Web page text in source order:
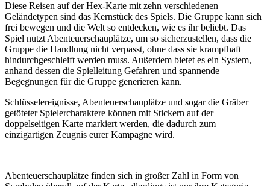
Diese Reisen auf der Hex-Karte mit zehn verschiedenen
Geländetypen sind das Kernstück des Spiels. Die Gruppe kann sich
frei bewegen und die Welt so entdecken, wie es ihr beliebt. Das
Spiel nutzt Abenteuerschauplätze, um so sicherzustellen, dass die
Gruppe die Handlung nicht verpasst, ohne dass sie krampfhaft
hindurchgeschleift werden muss. Außerdem bietet es ein System,
anhand dessen die Spielleitung Gefahren und spannende
Begegnungen für die Gruppe generieren kann.
Schlüsselereignisse, Abenteuerschauplätze und sogar die Gräber
getöteter Spielercharaktere können mit Stickern auf der
doppelseitigen Karte markiert werden, die dadurch zum
einzigartigen Zeugnis eurer Kampagne wird.
Abenteuerschauplätze finden sich in großer Zahl in Form von